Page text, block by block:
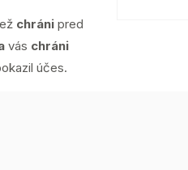
chráni pred
vás chráni
účes.